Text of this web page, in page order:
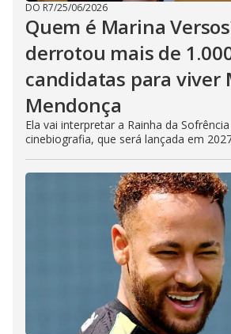
DO R7/25/06/2026
Quem é Marina
derrotou mais de
candidatas para viver
Mendonça
Ela vai interpretar a Rainha da
cinebiografia, que será lançada em